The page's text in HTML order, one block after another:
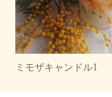
ミモザキャンドル1